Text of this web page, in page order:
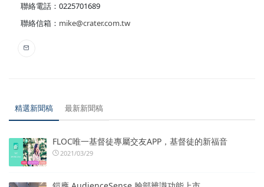
聯絡電話：0225701689
聯絡信箱： mike@crater.com.tw
精選新聞稿 最新新聞稿
FLOC唯一基督徒專屬交友APP，基督徒的新福音
2021/03/29